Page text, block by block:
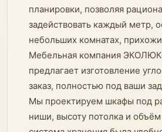
планировки, позволяя
задействовать каждый метр,
небольших комнатах,
Мебельная компания
предлагает изготовление
заказ, полностью под ваши
Мы проектируем шкафы под
ниши, высоту потолка и